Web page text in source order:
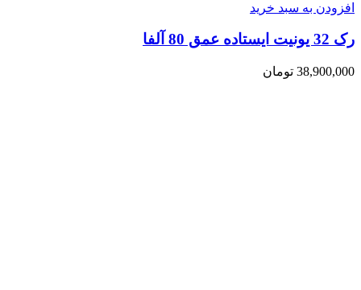
افزودن به سبد خرید
رک 32 یونیت ایستاده عمق 80 آلفا
38,900,000 تومان